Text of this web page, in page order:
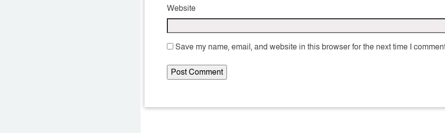
Website
Save my name, email, and website in this browser for the next time I